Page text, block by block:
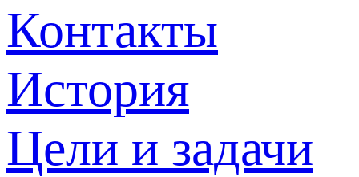
Контакты
История
Цели и задачи